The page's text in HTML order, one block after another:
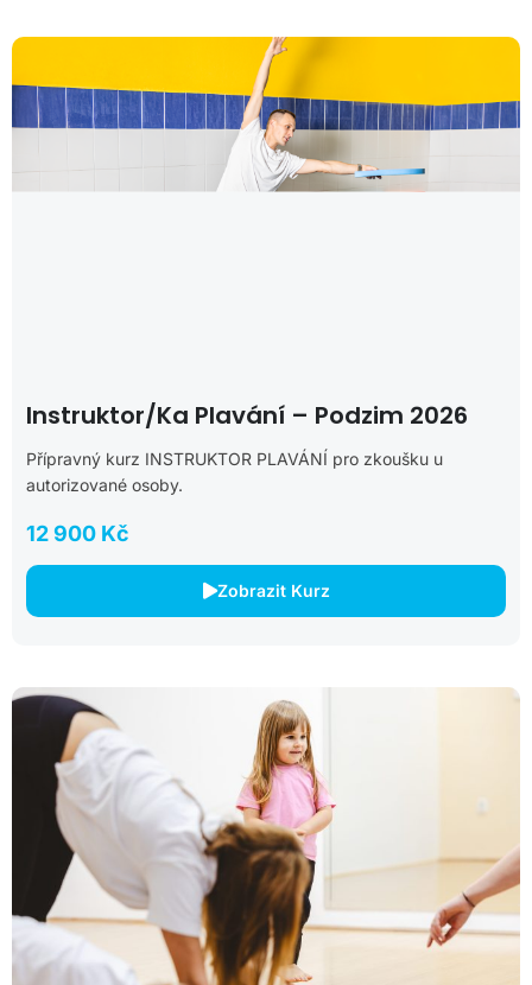
Instruktor/ka Plavání – Podzim 2026
Přípravný kurz INSTRUKTOR PLAVÁNÍ pro zkoušku u
autorizované osoby.
12 900 Kč
Zobrazit Kurz